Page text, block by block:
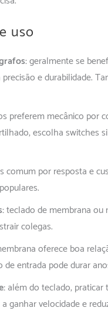
uso
geralmente se
e durabilidade.
preferem mecânico por
escolha switches
comum por resposta e
teclado de membrana ou
colegas.
oferece boa
entrada pode durar
além do teclado, praticar
ganhar velocidade e